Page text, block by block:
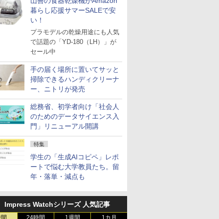
暮らし応援サマーSALEで安
い！
プラモデルの乾燥用途にも人気
で話題の「YD-180（LH）」が
セール中
手の届く場所に置いてサッと
掃除できるハンディクリーナ
ー、ニトリが発売
総務省、初学者向け「社会人
のためのデータサイエンス入
門」リニューアル開講
特集
学生の「生成AIコピペ」レポ
ートで悩む大学教員たち。留
年・落単・減点も
Impress Watchシリーズ 人気記事
24時間 1週間 1カ月